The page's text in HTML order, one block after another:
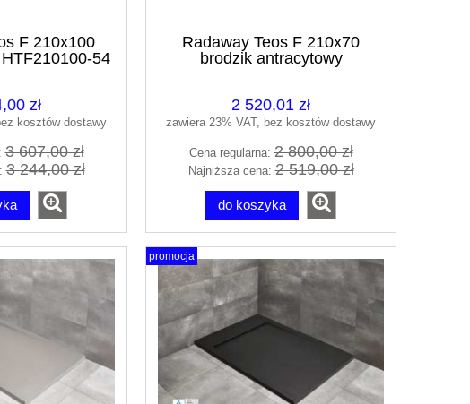
F 210x100
54
zł
kosztów dostawy
3 607,00 zł
3 244,00 zł
Radaway Teos F 210x70
brodzik antracytowy
2 520,01 zł
zawiera 23% VAT, bez kosztów dostawy
Cena regularna:2 800,00 zł
Najniższa cena:2 519,00 zł
do koszyka
promocja